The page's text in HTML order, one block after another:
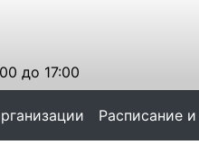
до 17:00
Расписание